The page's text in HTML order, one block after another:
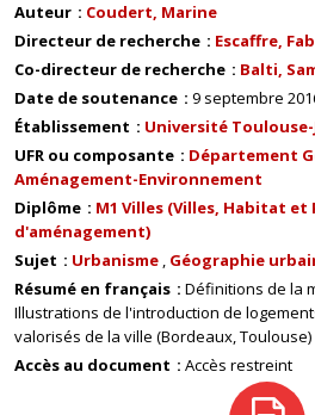
Auteur
Coudert, Marine
Directeur de recherche
Escaffre,
Co-directeur de recherche
Balti,
Date de soutenance
9 septembre
Établissement
Université Toulouse-
UFR ou composante
Département
Aménagement-Environnement
Diplôme
M1 Villes (Villes, Habitat
d'aménagement)
Sujet
Urbanisme Géographie
Résumé en français
Définitions de la
Illustrations de l'introduction de
valorisés de la ville (Bordeaux, Toulouse)
Accès au document
Accès restreint